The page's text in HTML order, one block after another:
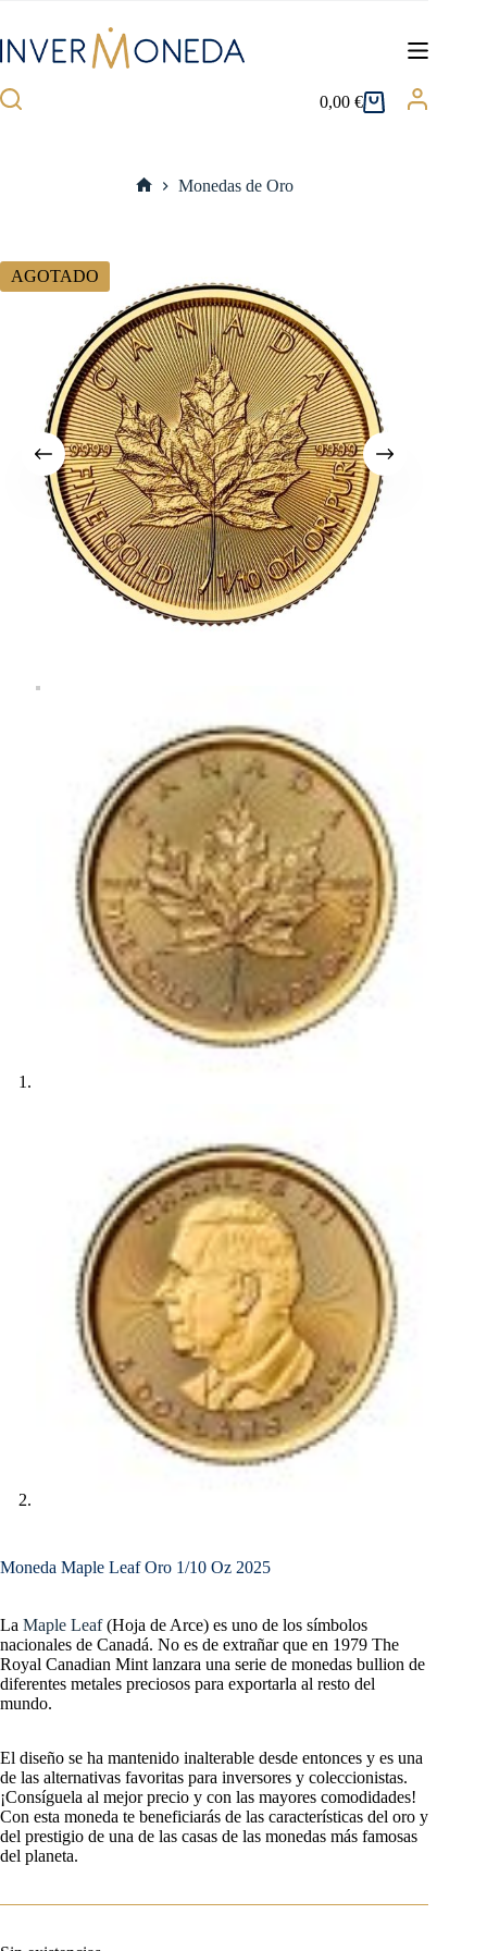
contenido
Carro
0,00€
Monedas de Oro
AGOTADO
Moneda Maple Leaf Oro 1/10 Oz 2025
La Maple Leaf(Hoja de Arce) es uno de los símbolos
nacionales de Canadá. No es de extrañar que en 1979 The
Royal Canadian Mint lanzara una serie de monedas bullion de
diferentes metales preciosos para exportarla al resto del
mundo.
El diseño se ha mantenido inalterable desde entonces y es una
de las alternativas favoritas para inversores y coleccionistas.
¡Consíguela al mejor precio y con las mayores comodidades!
Con esta moneda te beneficiarás de las características del oro y
del prestigio de una de las casas de las monedas más famosas
del planeta.